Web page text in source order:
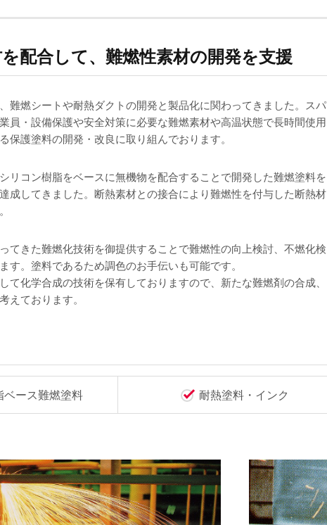
配合して、 難燃性素材の開発を支援
難燃シートや耐熱ダクトの開発と製品化に関わってきました。スパ
員・設備保護や安全対策に必要な難燃素材や高温状態で長時間使用
保護塗料の開発・改良に取り組んでおります。
リコン樹脂をベースに無機物を配合することで開発した難燃塗料を
成してきました。断熱素材との接合により難燃性を付与した断熱材
てきた難燃化技術を御提供することで難燃性の向上検討、不燃化検
す。塗料であるため調色のお手伝いも可能です。
て化学合成の技術を保有しておりますので、新たな難燃剤の合成、
えております。
ベース難燃塗料 耐熱塗料・インク